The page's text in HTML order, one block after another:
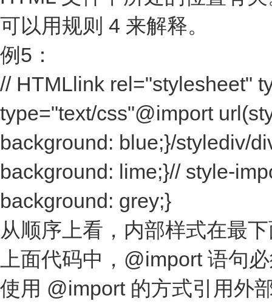
可以用规则 4 来解释。
例5：
// HTMLlink rel="stylesheet"
type="text/css"@import
background: blue;}/stylediv/
background: lime;}// style-
background: grey;}
从顺序上看，内部样式在最
上面代码中，@import 语句
使用 @import 的方式引用外